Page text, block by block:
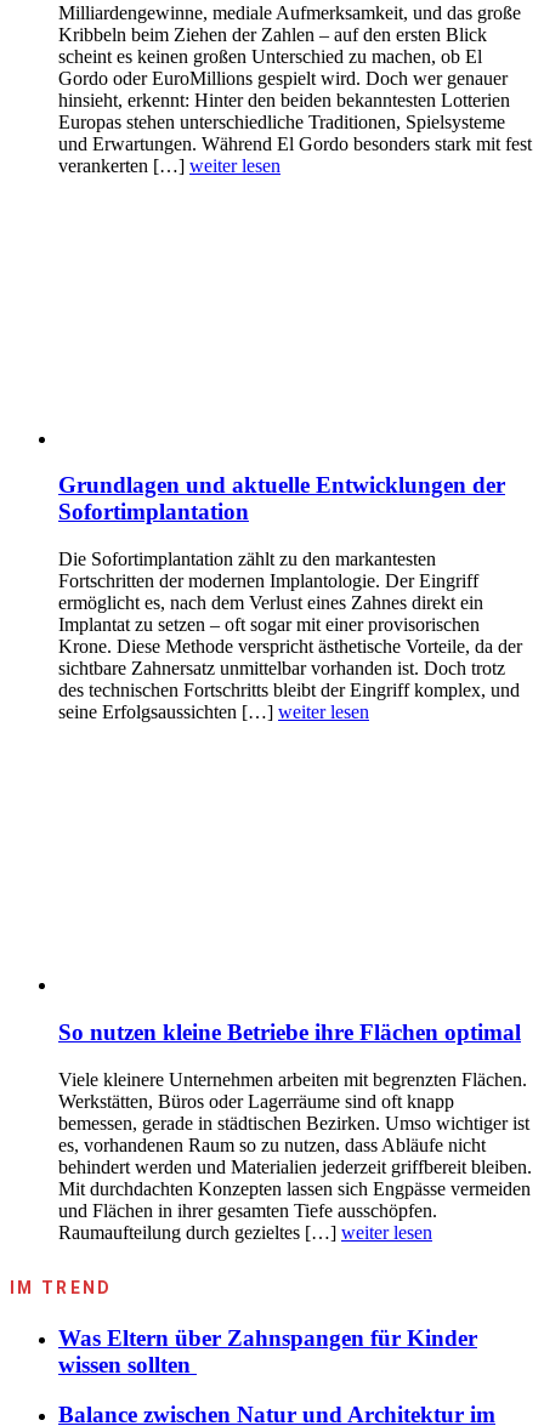
Milliardengewinne, mediale Aufmerksamkeit, und das große
Kribbeln beim Ziehen der Zahlen – auf den ersten Blick
scheint es keinen großen Unterschied zu machen, ob El
Gordo oder EuroMillions gespielt wird. Doch wer genauer
hinsieht, erkennt: Hinter den beiden bekanntesten Lotterien
Europas stehen unterschiedliche Traditionen, Spielsysteme
und Erwartungen. Während El Gordo besonders stark mit fest
verankerten […] weiter lesen
Grundlagen und aktuelle Entwicklungen der
Sofortimplantation
Die Sofortimplantation zählt zu den markantesten
Fortschritten der modernen Implantologie. Der Eingriff
ermöglicht es, nach dem Verlust eines Zahnes direkt ein
Implantat zu setzen – oft sogar mit einer provisorischen
Krone. Diese Methode verspricht ästhetische Vorteile, da der
sichtbare Zahnersatz unmittelbar vorhanden ist. Doch trotz
des technischen Fortschritts bleibt der Eingriff komplex, und
seine Erfolgsaussichten […] weiter lesen
So nutzen kleine Betriebe ihre Flächen optimal
Viele kleinere Unternehmen arbeiten mit begrenzten Flächen.
Werkstätten, Büros oder Lagerräume sind oft knapp
bemessen, gerade in städtischen Bezirken. Umso wichtiger ist
es, vorhandenen Raum so zu nutzen, dass Abläufe nicht
behindert werden und Materialien jederzeit griffbereit bleiben.
Mit durchdachten Konzepten lassen sich Engpässe vermeiden
und Flächen in ihrer gesamten Tiefe ausschöpfen.
Raumaufteilung durch gezieltes […] weiter lesen
IM TREND
Was Eltern über Zahnspangen für Kinder
wissen sollten
Balance zwischen Natur und Architektur im